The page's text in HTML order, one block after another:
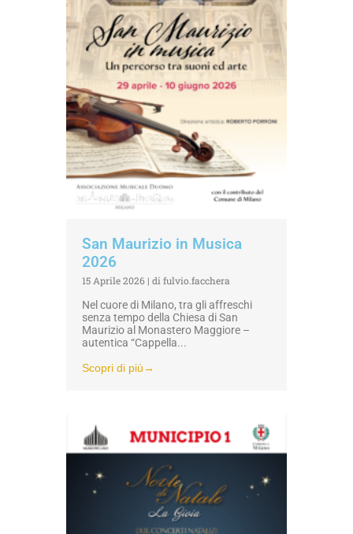
San Maurizio in Musica
2026
15 Aprile 2026 | di fulvio.facchera
Nel cuore di Milano, tra gli affreschi
senza tempo della Chiesa di San
Maurizio al Monastero Maggiore –
autentica “Cappella...
Scopri di più→